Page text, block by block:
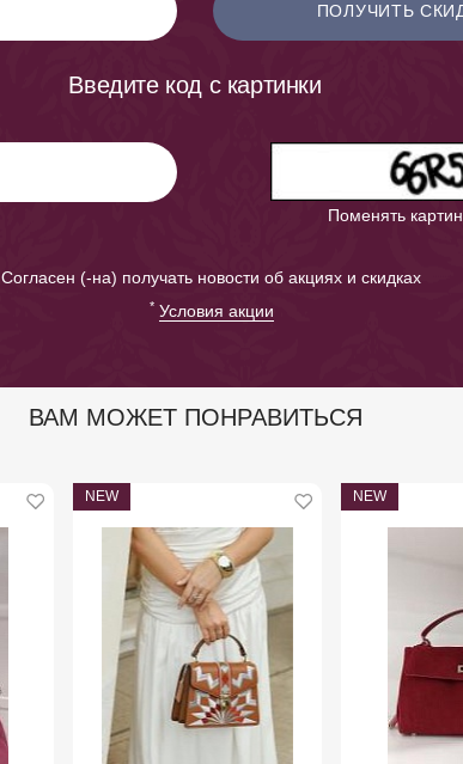
ПОЛУЧИТЬ
Введите код с картинки
Поменять
Cогласен (-на) получать новости об акциях и скидках
* Условия акции
ВАМ МОЖЕТ ПОНРАВИТЬСЯ
NEW NEW